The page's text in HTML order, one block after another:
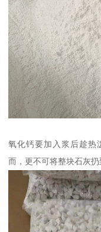
氧化钙要加入浆后趁热
而，更不可将整块石灰扔